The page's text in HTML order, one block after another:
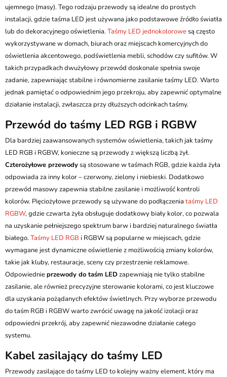
ujemnego (masy). Tego rodzaju przewody są idealne do prostych
instalacji, gdzie taśma LED jest używana jako podstawowe źródło światła
lub do dekoracyjnego oświetlenia.Taśmy LED jednokolorowesą często
wykorzystywane w domach, biurach oraz miejscach komercyjnych do
oświetlenia akcentowego, podświetlenia mebli, schodów czy sufitów. W
takich przypadkach dwużyłowy przewód doskonale spełnia swoje
zadanie, zapewniając stabilne i równomierne zasilanie taśmy LED. Warto
jednak pamiętać o odpowiednim jego przekroju, aby zapewnić optymalne
działanie instalacji, zwłaszcza przy dłuższych odcinkach taśmy.
Przewód do taśmy LED RGB i RGBW
Dla bardziej zaawansowanych systemów oświetlenia, takich jak taśmy
LED RGB i RGBW, konieczne są przewody z większą liczbą żył.
Czterożyłowe przewodysą stosowane w taśmach RGB, gdzie każda żyła
odpowiada za inny kolor – czerwony, zielony i niebieski. Dodatkowo
przewód masowy zapewnia stabilne zasilanie i możliwość kontroli
kolorów. Pięciożyłowe przewody są używane do podłączenia taśmy LED
RGBW, gdzie czwarta żyła obsługuje dodatkowy biały kolor, co pozwala
na uzyskanie pełniejszego spektrum barw i bardziej naturalnego światła
białego.Taśmy LED RGB i RGBW są popularne w miejscach, gdzie
wymagane jest dynamiczne oświetlenie z możliwością zmiany kolorów,
takie jak kluby, restauracje, sceny czy przestrzenie reklamowe.
Odpowiednieprzewody do taśm LEDzapewniają nie tylko stabilne
zasilanie, ale również precyzyjne sterowanie kolorami, co jest kluczowe
dla uzyskania pożądanych efektów świetlnych. Przy wyborze przewodu
do taśm RGB i RGBW warto zwrócić uwagę na jakość izolacji oraz
odpowiedni przekrój, aby zapewnić niezawodne działanie całego
systemu.
Kabel zasilający do taśmy LED
Przewody zasilające do taśmy LED to kolejny ważny element, który ma